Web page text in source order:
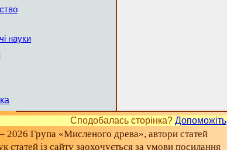
науки
Сподобалась сторінка? Допоможіть
2026 Група «Мисленого древа», автори статей
статей із сайту заохочується за умови посилання